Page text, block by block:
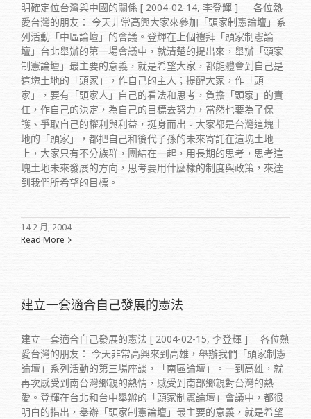
明確定位台灣與中國的關係 [ 2004-02-14, 李登輝 ] 各位熱
愛台灣的朋友： 今天非常高興大家來參加「頭家制憲論壇」系
列活動「中區論壇」的會議。登輝在上個禮拜「頭家制憲論
壇」台北舉辦的第一場會議中，就清楚的提出來，舉辦「頭家
制憲論壇」最主要的意義，就是希望大家，都能體會到自己是
這塊土地的「頭家」，作自己的主人；提醒大家，作「頭
家」，要有「頭家人」自己的看法和思考，負擔「頭家」的責
任，作自己的決定，為自己的目標去努力，當然也要為了保
護、爭取自己的權利與利益，挺身而出。大家都是台灣這塊土
地的「頭家」，都把自己和後代子孫的未來寄託在這塊土地
上，大家只有不分族群，團結在一起，用長期的思考，思考這
塊土地未來發展的方向，思考要用什麼樣的制度與政策，來達
到我們所希望的目標。
14 2 月, 2004
Read More
建立一套適合自己發展的憲法
建立一套適合自己發展的憲法 [ 2004-02-15, 李登輝 ] 各位熱
愛台灣的朋友： 今天非常高興來到高雄，舉辦我們「頭家制憲
論壇」系列活動的第三場座談，「南區論壇」。一到高雄，就
再次感受到南台灣鄉親的熱情，感受到南部鄉親對台灣的熱
愛。登輝在台北和台中舉辦的「頭家制憲論壇」會議中，都很
明白的指出，舉辦「頭家制憲論壇」最主要的意義，就是希望